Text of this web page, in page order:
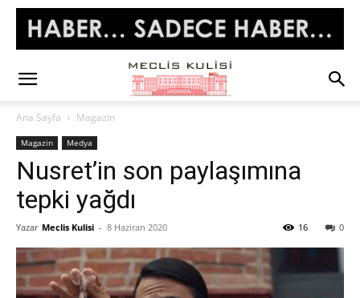
Ana Sayfa Magazin
Magazin Medya
Nusret’in son paylaşımına
tepki yağdı
Yazar Meclis Kulisi - 8 Haziran 2020 0
16